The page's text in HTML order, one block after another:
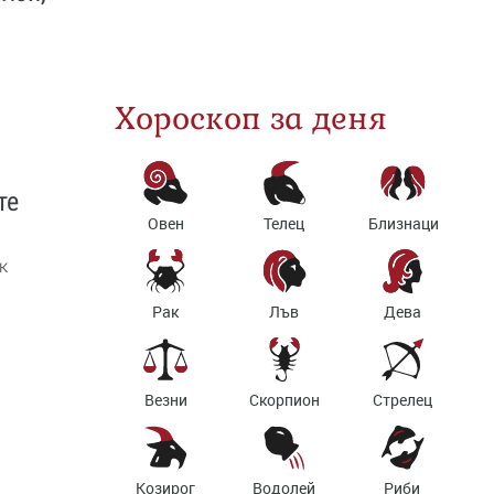
Хороскоп за деня
Овен Телец Близнаци
Рак Лъв Дева
Везни Скорпион Стрелец
Козирог Водолей Риби